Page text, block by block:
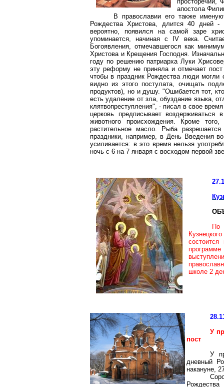
апостола
В православии его также
Рождества Христова, длится 40 дней -
вероятно, появился на самой заре
упоминается, начиная с IV века.
Богоявления, отмечавшегося как
Христова и Крещения Господня.
году по решению патриарха Луки
эту реформу не приняла и отмечает
чтобы в праздник Рождества люди могли
видно из этого постулата, очищать
продуктов), но и душу. "Ошибается тот,
есть удаление от зла, обуздание языка,
клятвопреступления", - писал в свое
церковь предписывает
животного происхождения. Кроме
растительное масло. Рыба
праздники, например, в День Введенияво
усиливается: в это время нельзя
ночь с 6 на 7 января с восходом первой
По
школе 2
У
пост
У
дневный
накануне,